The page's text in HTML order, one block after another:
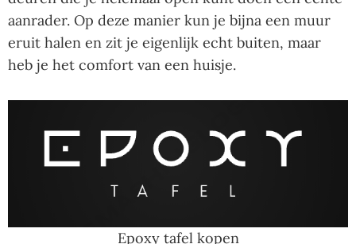
aanrader. Op deze manier kun je bijna een muur
eruit halen en zit je eigenlijk echt buiten, maar
heb je het comfort van een huisje.
Epoxy tafel kopen